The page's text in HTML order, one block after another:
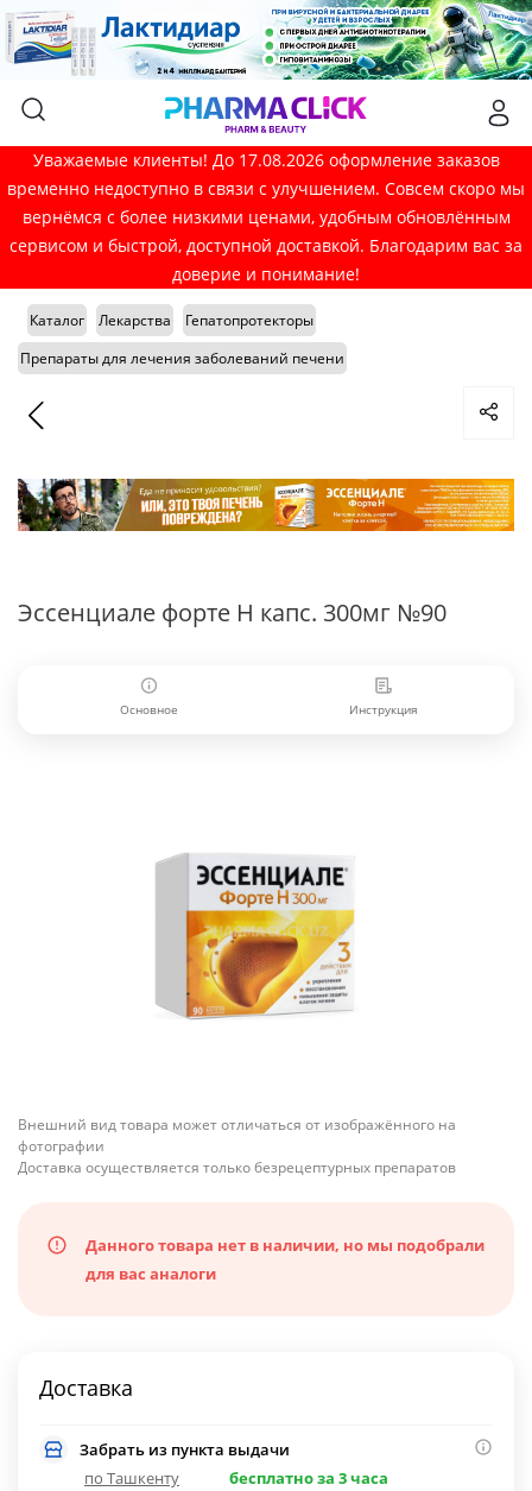
Уважаемые клиенты! До 17.08.2026 оформление заказов
временно недоступно в связи с улучшением. Совсем скоро мы
вернёмся с более низкими ценами, удобным обновлённым
сервисом и быстрой, доступной доставкой. Благодарим вас за
доверие и понимание!
Каталог Лекарства
Гепатопротекторы
Препараты для лечения заболеваний печени
Эссенциале форте H капс. 300мг №90
Основное Инструкция
Внешний вид товара может отличаться от изображённого на
фотографии
Доставка осуществляется только безрецептурных препаратов
Данного товара нет в наличии, но мы подобрали
для вас аналоги
Доставка
Забрать из пункта выдачи
по Ташкенту
бесплатно за 3 часа